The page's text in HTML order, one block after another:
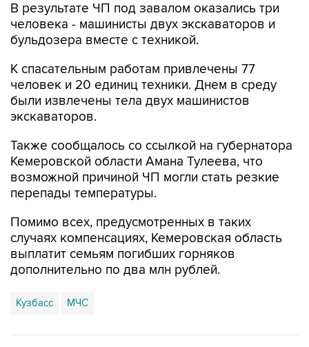
В результате ЧП под завалом оказались три
человека - машинисты двух экскаваторов и
бульдозера вместе с техникой.
К спасательным работам привлечены 77
человек и 20 единиц техники. Днем в среду
были извлечены тела двух машинистов
экскаваторов.
Также сообщалось со ссылкой на губернатора
Кемеровской области Амана Тулеева, что
возможной причиной ЧП могли стать резкие
перепады температуры.
Помимо всех, предусмотренных в таких
случаях компенсациях, Кемеровская область
выплатит семьям погибших горняков
дополнительно по два млн рублей.
Кузбасс МЧС